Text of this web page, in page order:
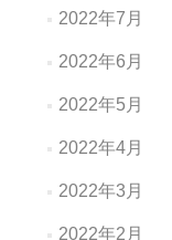
2022年7月
2022年6月
2022年5月
2022年4月
2022年3月
2022年2月